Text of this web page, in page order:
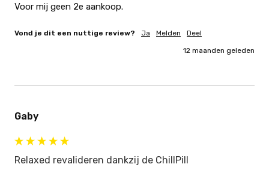
Voor mij geen 2e aankoop.
Vond je dit een nuttige review? Ja Melden Deel
12 maanden geleden
Gaby
Relaxed revalideren dankzij de ChillPill